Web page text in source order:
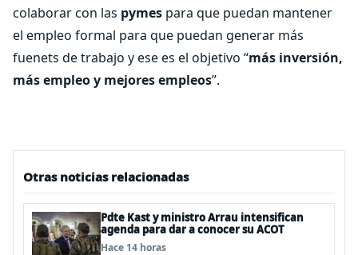
colaborar con las pymes para que puedan mantener
el empleo formal para que puedan generar más
fuenets de trabajo y ese es el objetivo “más inversión,
más empleo y mejores empleos”.
Otras noticias relacionadas
Pdte Kast y ministro Arrau intensifican
agenda para dar a conocer su ACOT
Hace 14 horas